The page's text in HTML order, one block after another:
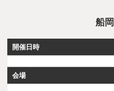
船
開催日時
会場